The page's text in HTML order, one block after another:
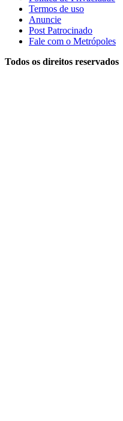
Termos de uso
Anuncie
Post Patrocinado
Fale com o Metrópoles
Todos os direitos reservados